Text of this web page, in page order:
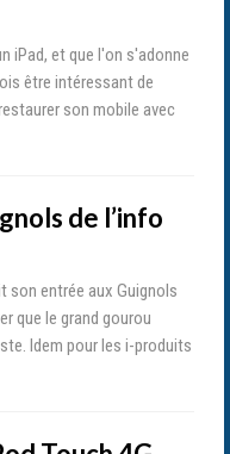
iPad, et que l'on s'adonne
être intéressant de
son mobile avec
de l’info
son entrée aux Guignols
que le grand gourou
Idem pour les i-produits